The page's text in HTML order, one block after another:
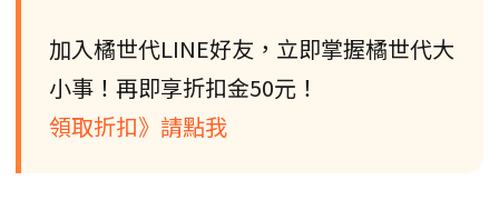
加入橘世代LINE好友，立即掌握橘世代大
小事！再即享折扣金50元！
領取折扣》請點我